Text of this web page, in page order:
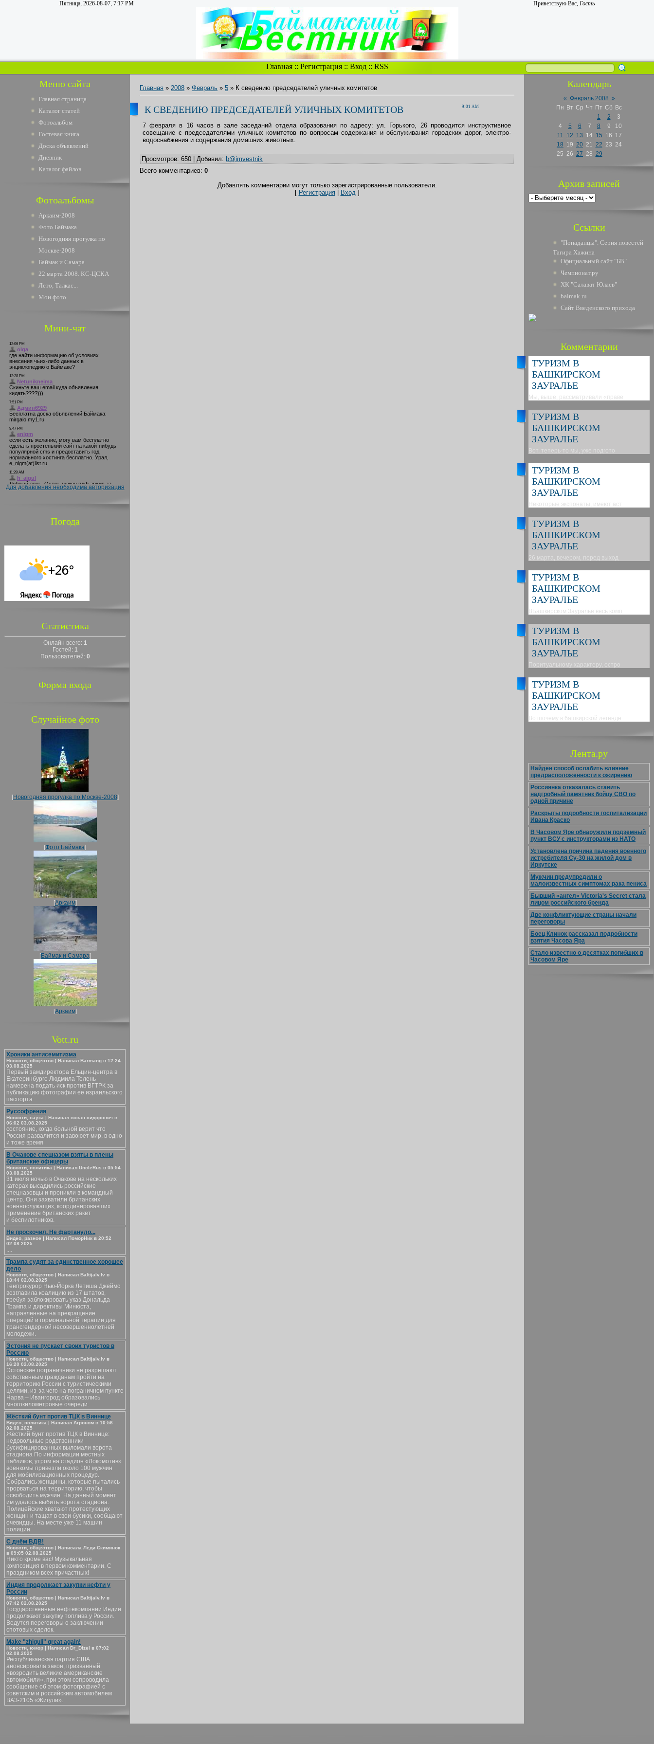
Пятница, 2026-08-07, 7:17 PM Приветствую Вас, Гость
Главная:: Регистрация:: Вход:: RSS
Меню сайта
Главная страница
Каталог статей
Фотоальбом
Гостевая книга
Доска объявлений
Дневник
Каталог файлов
Фотоальбомы
Аркаим-2008
Фото Баймака
Новогодняя прогулка по
Москве-2008
Баймак и Самара
22 марта 2008. КС-ЦСКА
Лето, Талкас...
Мои фото
Мини-чат
Для добавления необходима авторизация
Погода
Статистика
Онлайн всего: 1
Гостей: 1
Пользователей: 0
Форма входа
Случайное фото
[Новогодняя прогулка по Москве-2008]
[Фото Баймака]
[Аркаим]
[Баймак и Самара]
[Аркаим]
Vott.ru
Хроники антисемитизма
Новости, общество | Написал Barmang в 12:24
03.08.2025
Первый замдиректора Ельцин-центра в
Екатеринбурге Людмила Телень
намерена подать иск против ВГТРК за
публикацию фотографии ее израильского
паспорта
Руссофрения
Новости, наука | Написал вован сидорович в
06:02 03.08.2025
состояние, когда больной верит что
Россия развалится и завоюет мир, в одно
и тоже время
В Очакове спецназом взяты в плены
британские офицеры
Новости, политика | Написал UncleRus в 05:54
03.08.2025
31 июля ночью в Очакове на нескольких
катерах высадились российские
спецназовцы и проникли в командный
центр. Они захватили британских
военнослужащих, координировавших
применение британских ракет
и беспилотников.
Не проскочил. Не фартануло...
Видео, разное | Написал ПоморНик в 20:52
02.08.2025
....
Трампа судят за единственное хорошее
дело
Новости, общество | Написал Baltijalv.lv в
18:44 02.08.2025
Генпрокурор Нью-Йорка Летиша Джеймс
возглавила коалицию из 17 штатов,
требуя заблокировать указ Дональда
Трампа и директивы Минюста,
направленные на прекращение
операций и гормональной терапии для
трансгендерной несовершеннолетней
молодежи.
Эстония не пускает своих туристов в
Россию
Новости, общество | Написал Baltijalv.lv в
16:20 02.08.2025
Эстонские пограничники не разрешают
собственным гражданам пройти на
территорию России с туристическими
целями, из-за чего на пограничном пункте
Нарва – Ивангород образовались
многокилометровые очереди.
Жёсткий бунт против ТЦК в Виннице
Видео, политика | Написал Агроном в 10:56
02.08.2025
Жёсткий бунт против ТЦК в Виннице:
недовольные родственники
бусифицированных выломали ворота
стадиона По информации местных
пабликов, утром на стадион «Локомотив»
военкомы привезли около 100 мужчин
для мобилизационных процедур.
Собрались женщины, которые пытались
прорваться на территорию, чтобы
освободить мужчин. На данный момент
им удалось выбить ворота стадиона.
Полицейские хватают протестующих
женщин и тащат в свои бусики, сообщают
очевидцы. На месте уже 11 машин
полиции
С днём ВДВ!
Новости, общество | Написала Леди Скиминок
в 09:05 02.08.2025
Никто кроме вас! Музыкальная
композиция в первом комментарии. С
праздником всех причастных!
Индия продолжает закупки нефти у
России
Новости, общество | Написал Baltijalv.lv в
07:42 02.08.2025
Государственные нефтекомпании Индии
продолжают закупку топлива у России.
Ведутся переговоры о заключении
спотовых сделок.
Make "zhiguli" great again!
Новости, юмор | Написал Dr_Dizel в 07:02
02.08.2025
Республиканская партия США
анонсировала закон, призванный
«возродить великие американские
автомобили», при этом сопроводила
сообщение об этом фотографией с
советским и российским автомобилем
ВАЗ-2105 «Жигули».
Главная » 2008 » Февраль » 5 » К сведению председателей уличных комитетов
9:01 AM
К СВЕДЕНИЮ ПРЕДСЕДАТЕЛЕЙ УЛИЧНЫХ КОМИТЕТОВ
7 февраля в 16 часов в зале заседаний отдела образования по адресу: ул. Горького, 26 проводится инструктивное
совещание с председателями уличных комитетов по вопросам содержания и обслуживания городских дорог, электро-
водоснабжения и содержания домашних животных.
Просмотров: 650 | Добавил: b@imvestnik
Всего комментариев: 0
Добавлять комментарии могут только зарегистрированные пользователи.
[ Регистрация| Вход]
Календарь
« Февраль 2008 »
Пн Вт Ср Чт Пт Сб Вс
1
2
3
4
5 6 7 8 9
10
11 12 13 14 15 16 17
18 19 20 21 22 23 24
25 26 27 28 29
Архив записей
Ссылки
"Попаданцы". Серия повестей
Тагира Хажина
Официальный сайт "БВ"
Чемпионат.ру
ХК "Салават Юлаев"
baimak.ru
Сайт Введенского прихода
Комментарии
ТУРИЗМ В
БАШКИРСКОМ
ЗАУРАЛЬЕ
Мы, выше, рассматривали «праве
ТУРИЗМ В
БАШКИРСКОМ
ЗАУРАЛЬЕ
Вот, теперь-то мы, уже подгото
ТУРИЗМ В
БАШКИРСКОМ
ЗАУРАЛЬЕ
Некоторые экспонаты, имеют аст
ТУРИЗМ В
БАШКИРСКОМ
ЗАУРАЛЬЕ
26 марта, вечером, перед выход
ТУРИЗМ В
БАШКИРСКОМ
ЗАУРАЛЬЕ
ВБашкирском Зауралье весь комп
ТУРИЗМ В
БАШКИРСКОМ
ЗАУРАЛЬЕ
Поритуальному характеру, остро
ТУРИЗМ В
БАШКИРСКОМ
ЗАУРАЛЬЕ
Вотпочему в башкирской легенде
Лента.ру
Найден способ ослабить влияние
предрасположенности к ожирению
Россиянка отказалась ставить
надгробный памятник бойцу СВО по
одной причине
Раскрыты подробности госпитализации
Ивана Краско
В Часовом Яре обнаружили подземный
пункт ВСУ с инструкторами из НАТО
Установлена причина падения военного
истребителя Су-30 на жилой дом в
Иркутске
Мужчин предупредили о
малоизвестных симптомах рака пениса
Бывший «ангел» Victoria's Secret стала
лицом российского бренда
Две конфликтующие страны начали
переговоры
Боец Клинок рассказал подробности
взятия Часова Яра
Стало известно о десятках погибших в
Часовом Яре